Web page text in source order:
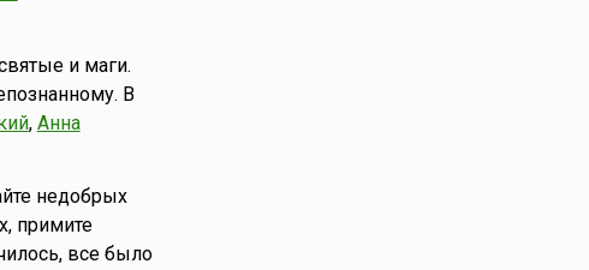
и маги.
В
, Анна
недобрых
примите
все было